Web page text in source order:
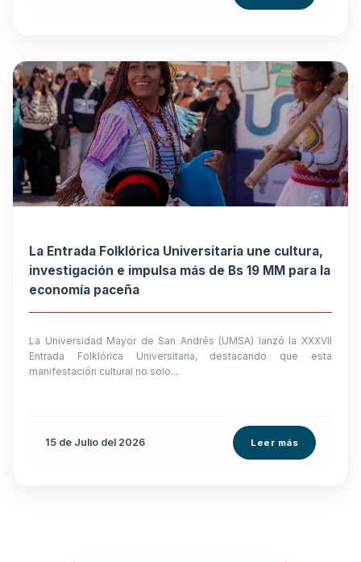
La Entrada Folklórica Universitaria une cultura,
investigación e impulsa más de Bs 19 MM para la
economía paceña
La Universidad Mayor de San Andrés (UMSA) lanzó la XXXVII
Entrada Folklórica Universitaria, destacando que esta
manifestación cultural no solo...
15 de Julio del 2026 Leer más